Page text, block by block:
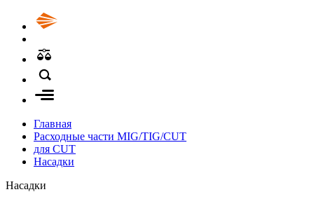
Главная
Расходные части MIG/TIG/CUT
для CUT
Насадки
Насадки